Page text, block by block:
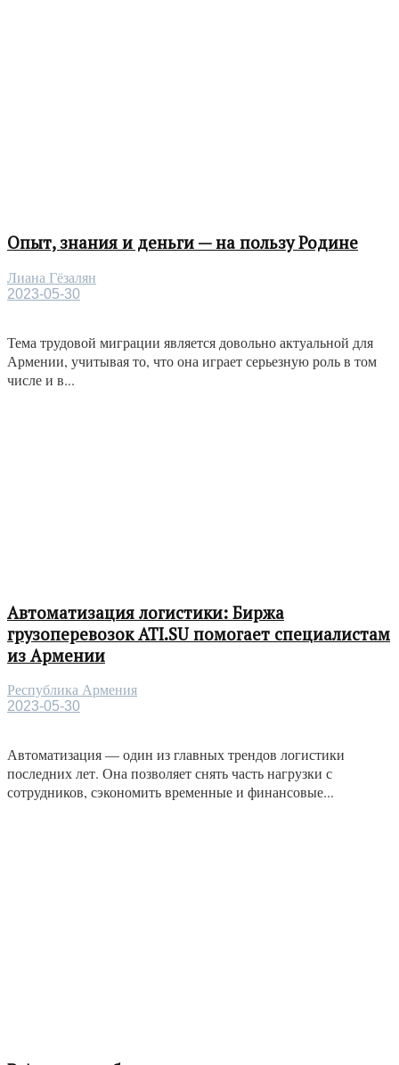
Опыт, знания и деньги — на пользу Родине
Лиана Гёзалян
2023-05-30
Тема трудовой миграции является довольно актуальной для
Армении, учитывая то, что она играет серьезную роль в том
числе и в...
Автоматизация логистики: Биржа
грузоперевозок ATI.SU помогает специалистам
из Армении
Республика Армения
2023-05-30
Автоматизация — один из главных трендов логистики
последних лет. Она позволяет снять часть нагрузки с
сотрудников, сэкономить временные и финансовые...